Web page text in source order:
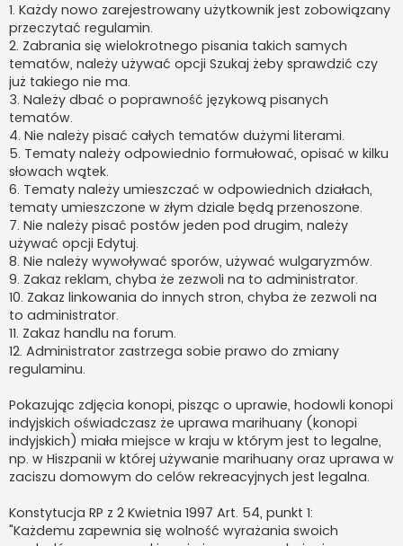
1. Każdy nowo zarejestrowany użytkownik jest zobowiązany
przeczytać regulamin.
2. Zabrania się wielokrotnego pisania takich samych
tematów, należy używać opcji Szukaj żeby sprawdzić czy
już takiego nie ma.
3. Należy dbać o poprawność językową pisanych
tematów.
4. Nie należy pisać całych tematów dużymi literami.
5. Tematy należy odpowiednio formułować, opisać w kilku
słowach wątek.
6. Tematy należy umieszczać w odpowiednich działach,
tematy umieszczone w złym dziale będą przenoszone.
7. Nie należy pisać postów jeden pod drugim, należy
używać opcji Edytuj.
8. Nie należy wywoływać sporów, używać wulgaryzmów.
9. Zakaz reklam, chyba że zezwoli na to administrator.
10. Zakaz linkowania do innych stron, chyba że zezwoli na
to administrator.
11. Zakaz handlu na forum.
12. Administrator zastrzega sobie prawo do zmiany
regulaminu.
Pokazując zdjęcia konopi, pisząc o uprawie, hodowli konopi
indyjskich oświadczasz że uprawa marihuany (konopi
indyjskich) miała miejsce w kraju w którym jest to legalne,
np. w Hiszpanii w której używanie marihuany oraz uprawa w
zaciszu domowym do celów rekreacyjnych jest legalna.
Konstytucja RP z 2 Kwietnia 1997 Art. 54, punkt 1:
"Każdemu zapewnia się wolność wyrażania swoich